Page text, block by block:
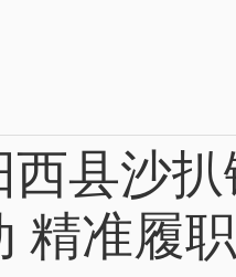
县沙
精准履